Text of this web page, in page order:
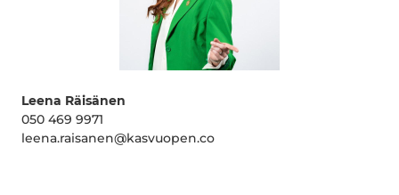
Leena Räisänen
050 469 9971
leena.raisanen@kasvuopen.co